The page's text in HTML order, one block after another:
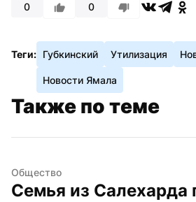
0 0
Теги: Губкинский Утилизация
Новости Ямала
Также по теме
Общество
Семья из Салехарда